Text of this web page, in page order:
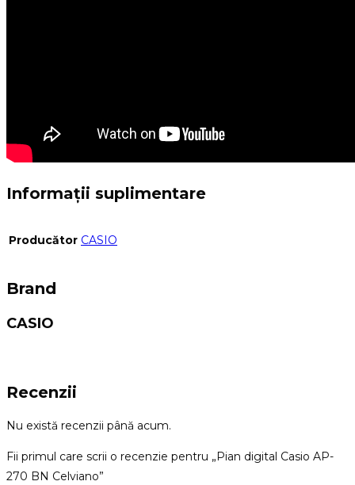
Informații suplimentare
Producător CASIO
Brand
CASIO
Recenzii
Nu există recenzii până acum.
Fii primul care scrii o recenzie pentru „Pian digital Casio AP-
270 BN Celviano”